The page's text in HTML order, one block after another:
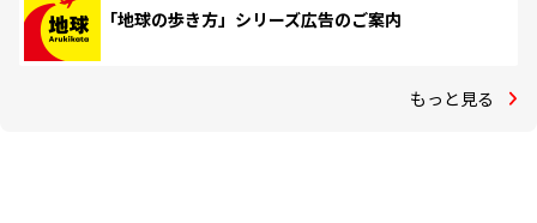
「地球の歩き方」シリーズ広告のご案内
もっと見る